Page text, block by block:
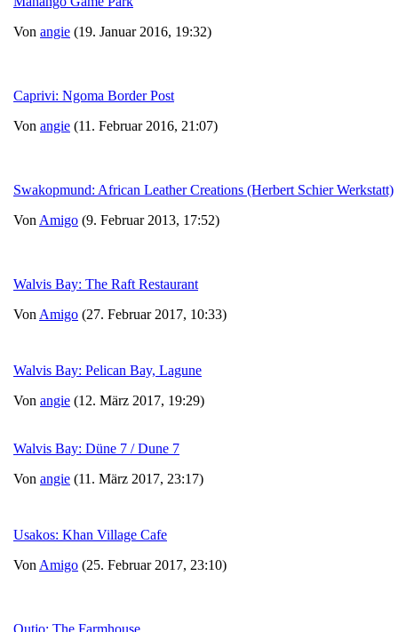
Von angie (19. Januar 2016, 19:32)
Caprivi: Ngoma Border Post
Von angie (11. Februar 2016, 21:07)
Swakopmund: African Leather Creations (Herbert Schier Werkstatt)
Von Amigo (9. Februar 2013, 17:52)
Walvis Bay: The Raft Restaurant
Von Amigo (27. Februar 2017, 10:33)
Walvis Bay: Pelican Bay, Lagune
Von angie (12. März 2017, 19:29)
Walvis Bay: Düne 7 / Dune 7
Von angie (11. März 2017, 23:17)
Usakos: Khan Village Cafe
Von Amigo (25. Februar 2017, 23:10)
Outjo: The Farmhouse